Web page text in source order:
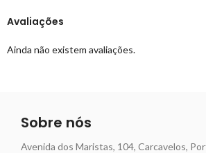
Avaliações
Ainda não existem avaliações.
Sobre nós
Avenida dos Maristas, 104, Carcavelos,